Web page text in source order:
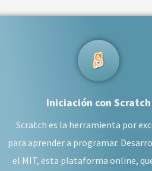
Iniciación con Scratch
Scratch es la herramienta por
para aprender a programar.
el MIT, esta plataforma online,